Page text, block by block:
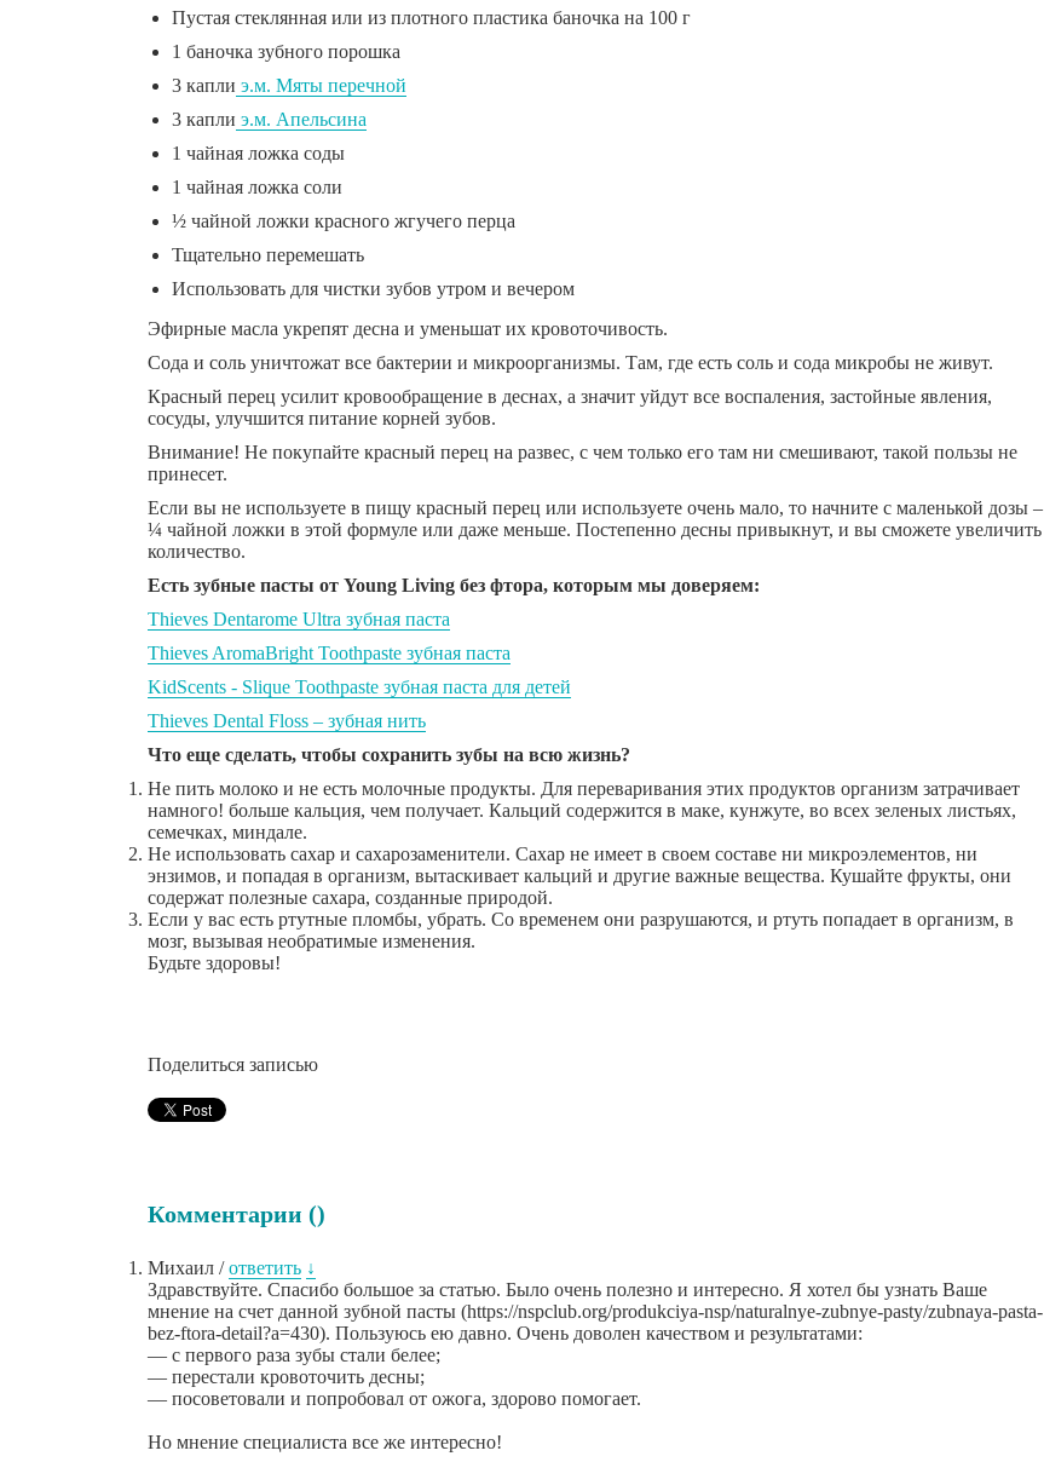
Пустая стеклянная или из плотного пластика баночка на 100 г
1 баночка зубного порошка
3 капли э.м. Мяты перечной
3 капли э.м. Апельсина
1 чайная ложка соды
1 чайная ложка соли
½ чайной ложки красного жгучего перца
Тщательно перемешать
Использовать для чистки зубов утром и вечером
Эфирные масла укрепят десна и уменьшат их кровоточивость.
Сода и соль уничтожат все бактерии и микроорганизмы. Там, где есть соль и сода микробы не живут.
Красный перец усилит кровообращение в деснах, а значит уйдут все воспаления, застойные явления,
сосуды, улучшится питание корней зубов.
Внимание! Не покупайте красный перец на развес, с чем только его там ни смешивают, такой пользы не
принесет.
Если вы не используете в пищу красный перец или используете очень мало, то начните с маленькой дозы –
¼ чайной ложки в этой формуле или даже меньше. Постепенно десны привыкнут, и вы сможете увеличить
количество.
Есть зубные пасты от Young Living без фтора, которым мы доверяем:
Thieves Dentarome Ultra зубная паста
Thieves AromaBright Toothpaste зубная паста
KidScents - Slique Toothpaste зубная паста для детей
Thieves Dental Floss – зубная нить
Что еще сделать, чтобы сохранить зубы на всю жизнь?
Не пить молоко и не есть молочные продукты. Для переваривания этих продуктов организм затрачивает
намного! больше кальция, чем получает. Кальций содержится в маке, кунжуте, во всех зеленых листьях,
семечках, миндале.
Не использовать сахар и сахарозаменители. Сахар не имеет в своем составе ни микроэлементов, ни
энзимов, и попадая в организм, вытаскивает кальций и другие важные вещества. Кушайте фрукты, они
содержат полезные сахара, созданные природой.
Если у вас есть ртутные пломбы, убрать. Со временем они разрушаются, и ртуть попадает в организм, в
мозг, вызывая необратимые изменения.
Будьте здоровы!
Поделиться записью
Комментарии ()
Михаил /ответить ↓
Здравствуйте. Спасибо большое за статью. Было очень полезно и интересно. Я хотел бы узнать Ваше
мнение на счет данной зубной пасты (https://nspclub.org/produkciya-nsp/naturalnye-zubnye-pasty/zubnaya-pasta-
bez-ftora-detail?a=430). Пользуюсь ею давно. Очень доволен качеством и результатами:
— с первого раза зубы стали белее;
— перестали кровоточить десны;
— посоветовали и попробовал от ожога, здорово помогает.
Но мнение специалиста все же интересно!